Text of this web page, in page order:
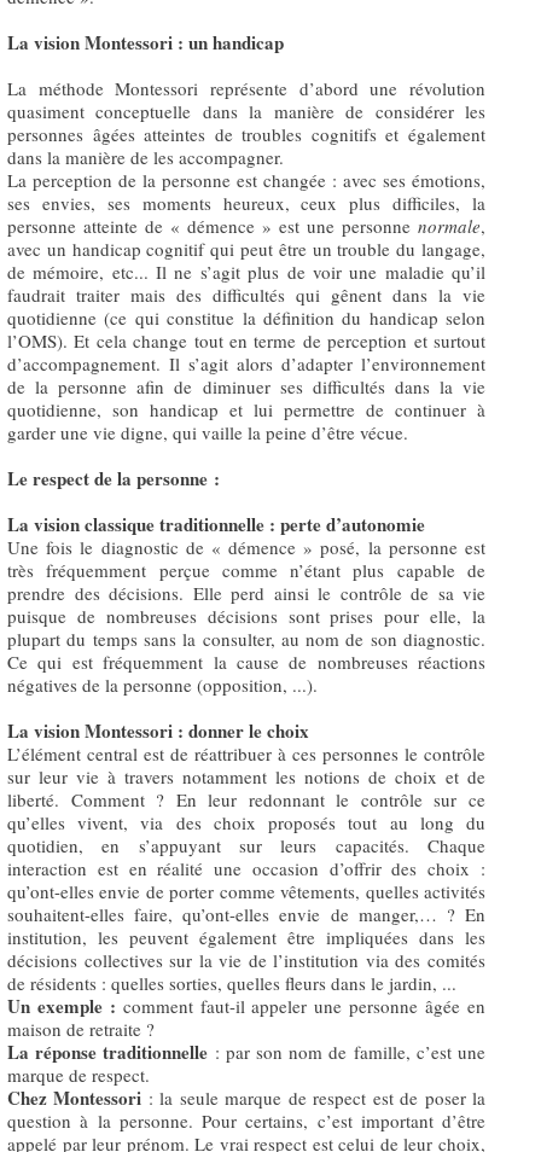
La vision Montessori : un handicap
La méthode Montessori représente d’abord une révolution
quasiment conceptuelle dans la manière de considérer les
personnes âgées atteintes de troubles cognitifs et également
dans la manière de les accompagner.
La perception de la personne est changée : avec ses émotions,
ses envies, ses moments heureux, ceux plus difficiles, la
personne atteinte de « démence » est une personne normale,
avec un handicap cognitif qui peut être un trouble du langage,
de mémoire, etc... Il ne s’agit plus de voir une maladie qu’il
faudrait traiter mais des difficultés qui gênent dans la vie
quotidienne (ce qui constitue la définition du handicap selon
l’OMS). Et cela change tout en terme de perception et surtout
d’accompagnement. Il s’agit alors d’adapter l’environnement
de la personne afin de diminuer ses difficultés dans la vie
quotidienne, son handicap et lui permettre de continuer à
garder une vie digne, qui vaille la peine d’être vécue.
Le respect de la personne :
La vision classique traditionnelle : perte d’autonomie
Une fois le diagnostic de « démence » posé, la personne est
très fréquemment perçue comme n’étant plus capable de
prendre des décisions. Elle perd ainsi le contrôle de sa vie
puisque de nombreuses décisions sont prises pour elle, la
plupart du temps sans la consulter, au nom de son diagnostic.
Ce qui est fréquemment la cause de nombreuses réactions
négatives de la personne (opposition, ...).
La vision Montessori : donner le choix
L’élément central est de réattribuer à ces personnes le contrôle
sur leur vie à travers notamment les notions de choix et de
liberté. Comment ? En leur redonnant le contrôle sur ce
qu’elles vivent, via des choix proposés tout au long du
quotidien, en s’appuyant sur leurs capacités. Chaque
interaction est en réalité une occasion d’offrir des choix :
qu’ont-elles envie de porter comme vêtements, quelles activités
souhaitent-elles faire, qu’ont-elles envie de manger,… ? En
institution, les peuvent également être impliquées dans les
décisions collectives sur la vie de l’institution via des comités
de résidents : quelles sorties, quelles fleurs dans le jardin, ...
Un exemple : comment faut-il appeler une personne âgée en
maison de retraite ?
La réponse traditionnelle : par son nom de famille, c’est une
marque de respect.
Chez Montessori : la seule marque de respect est de poser la
question à la personne. Pour certains, c’est important d’être
appelé par leur prénom. Le vrai respect est celui de leur choix,